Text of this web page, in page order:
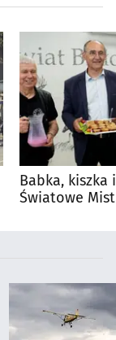
Babka, kiszka
Światowe